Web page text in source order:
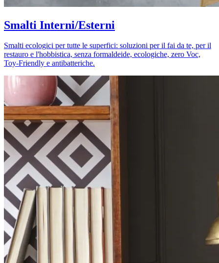
Smalti Interni/Esterni
Smalti ecologici per tutte le superfici: soluzioni per il fai da te, per il
restauro e l'hobbistica, senza formaldeide, ecologiche, zero Voc,
Toy-Friendly e antibatteriche.